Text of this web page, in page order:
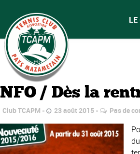
/ Dès la
Club TCAPM 23 août 2015 Pas de